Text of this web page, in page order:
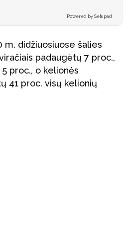
Powered by Setupad
m. didžiuosiuose šalies
padaugėtų 7 proc.,
proc., o kelionės
41 proc. visų kelionių